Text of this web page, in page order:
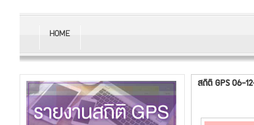
HOME
สถิติ GPS 06-